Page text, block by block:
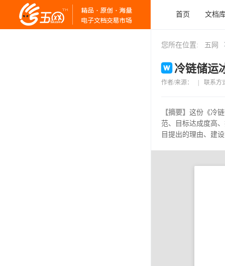
首页 文档
您所在位置: 五网
冷链储运
作者/来源： 联系方
【摘要】 这份《冷
范、目标达成度高
目提出的理由、建